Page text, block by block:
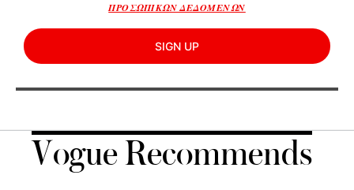
ΠΡΟΣΩΠΙΚΩΝ ΔΕΔΟΜΕΝΩΝ
SIGN UP
Vogue Recommends